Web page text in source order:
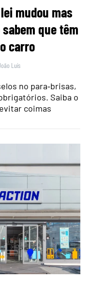
mudou mas
que têm
carro
Luís
no para‑brisas,
Saiba o
coimas